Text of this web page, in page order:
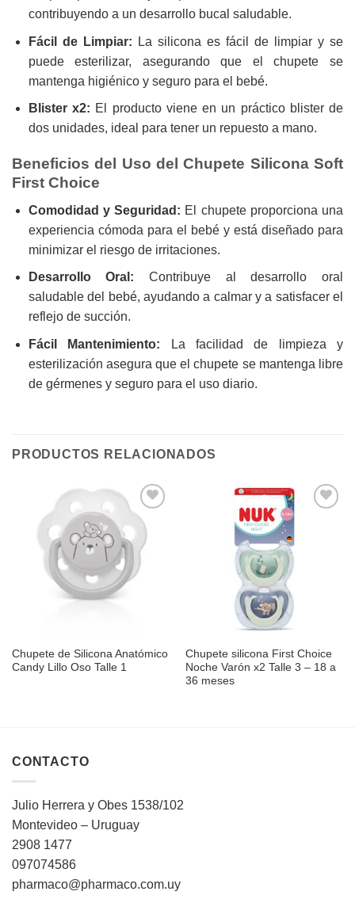
contribuyendo a un desarrollo bucal saludable.
Fácil de Limpiar: La silicona es fácil de limpiar y se
puede esterilizar, asegurando que el chupete se
mantenga higiénico y seguro para el bebé.
Blister x2: El producto viene en un práctico blister de
dos unidades, ideal para tener un repuesto a mano.
Beneficios del Uso del Chupete Silicona Soft
First Choice
Comodidad y Seguridad: El chupete proporciona una
experiencia cómoda para el bebé y está diseñado para
minimizar el riesgo de irritaciones.
Desarrollo Oral: Contribuye al desarrollo oral
saludable del bebé, ayudando a calmar y a satisfacer el
reflejo de succión.
Fácil Mantenimiento: La facilidad de limpieza y
esterilización asegura que el chupete se mantenga libre
de gérmenes y seguro para el uso diario.
PRODUCTOS RELACIONADOS
Añadir
a la
lista de
deseos
Chupete de Silicona Anatómico
Candy Lillo Oso Talle 1
Chupete silicona First Choice
Noche Varón x2 Talle 3 – 18 a
36 meses
CONTACTO
Julio Herrera y Obes 1538/102
Montevideo – Uruguay
2908 1477
097074586
pharmaco@pharmaco.com.uy